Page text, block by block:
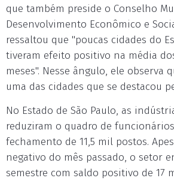
que também preside o Conselho
Desenvolvimento Econômico e
ressaltou que "poucas cidades do
tiveram efeito positivo na média
meses". Nesse ângulo, ele observa
uma das cidades que se destacou
No Estado de São Paulo, as
reduziram o quadro de
fechamento de 11,5 mil postos.
negativo do mês passado, o setor
semestre com saldo positivo de 17